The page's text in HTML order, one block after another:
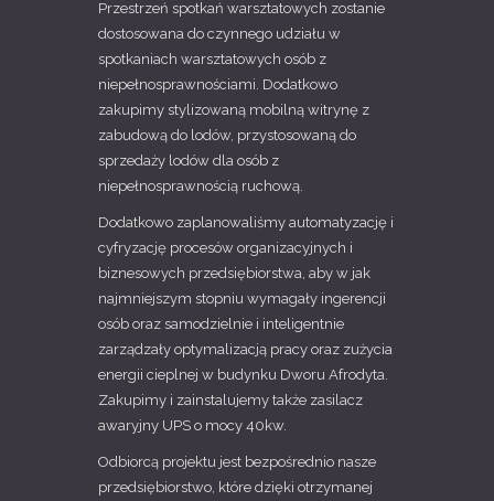
Przestrzeń spotkań warsztatowych zostanie
dostosowana do czynnego udziału w
spotkaniach warsztatowych osób z
niepełnosprawnościami. Dodatkowo
zakupimy stylizowaną mobilną witrynę z
zabudową do lodów, przystosowaną do
sprzedaży lodów dla osób z
niepełnosprawnością ruchową.
Dodatkowo zaplanowaliśmy automatyzację i
cyfryzację procesów organizacyjnych i
biznesowych przedsiębiorstwa, aby w jak
najmniejszym stopniu wymagały ingerencji
osób oraz samodzielnie i inteligentnie
zarządzały optymalizacją pracy oraz zużycia
energii cieplnej w budynku Dworu Afrodyta.
Zakupimy i zainstalujemy także zasilacz
awaryjny UPS o mocy 40kw.
Odbiorcą projektu jest bezpośrednio nasze
przedsiębiorstwo, które dzięki otrzymanej